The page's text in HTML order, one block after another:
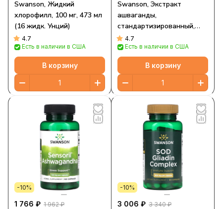
Swanson, Жидкий
хлорофилл, 100 мг, 473 мл
(16 жидк. Унций)
4.7
Есть в наличии в США
В корзину
Swanson, Экстракт
ашваганды,
стандартизированный,
450 мг, 60 капсул
4.7
Есть в наличии в США
В корзину
-10%
1 766 ₽ 1 962 ₽
-10%
3 006 ₽ 3 340 ₽